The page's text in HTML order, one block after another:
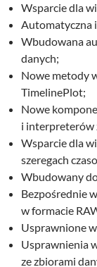
Wsparcie dla
Automatyczna
Wbudowana
danych;
Nowe metody
TimelinePlot;
Nowe
i interpreterów
Wsparcie dla
szeregach
Wbudowany
Bezpośrednie
w formacie
Usprawnione
Usprawnienia
ze zbiorami